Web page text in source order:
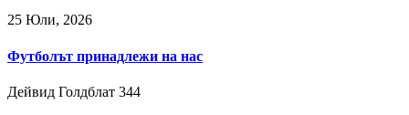
25 Юли, 2026
Футболът принадлежи на нас
Дейвид Голдблат 344